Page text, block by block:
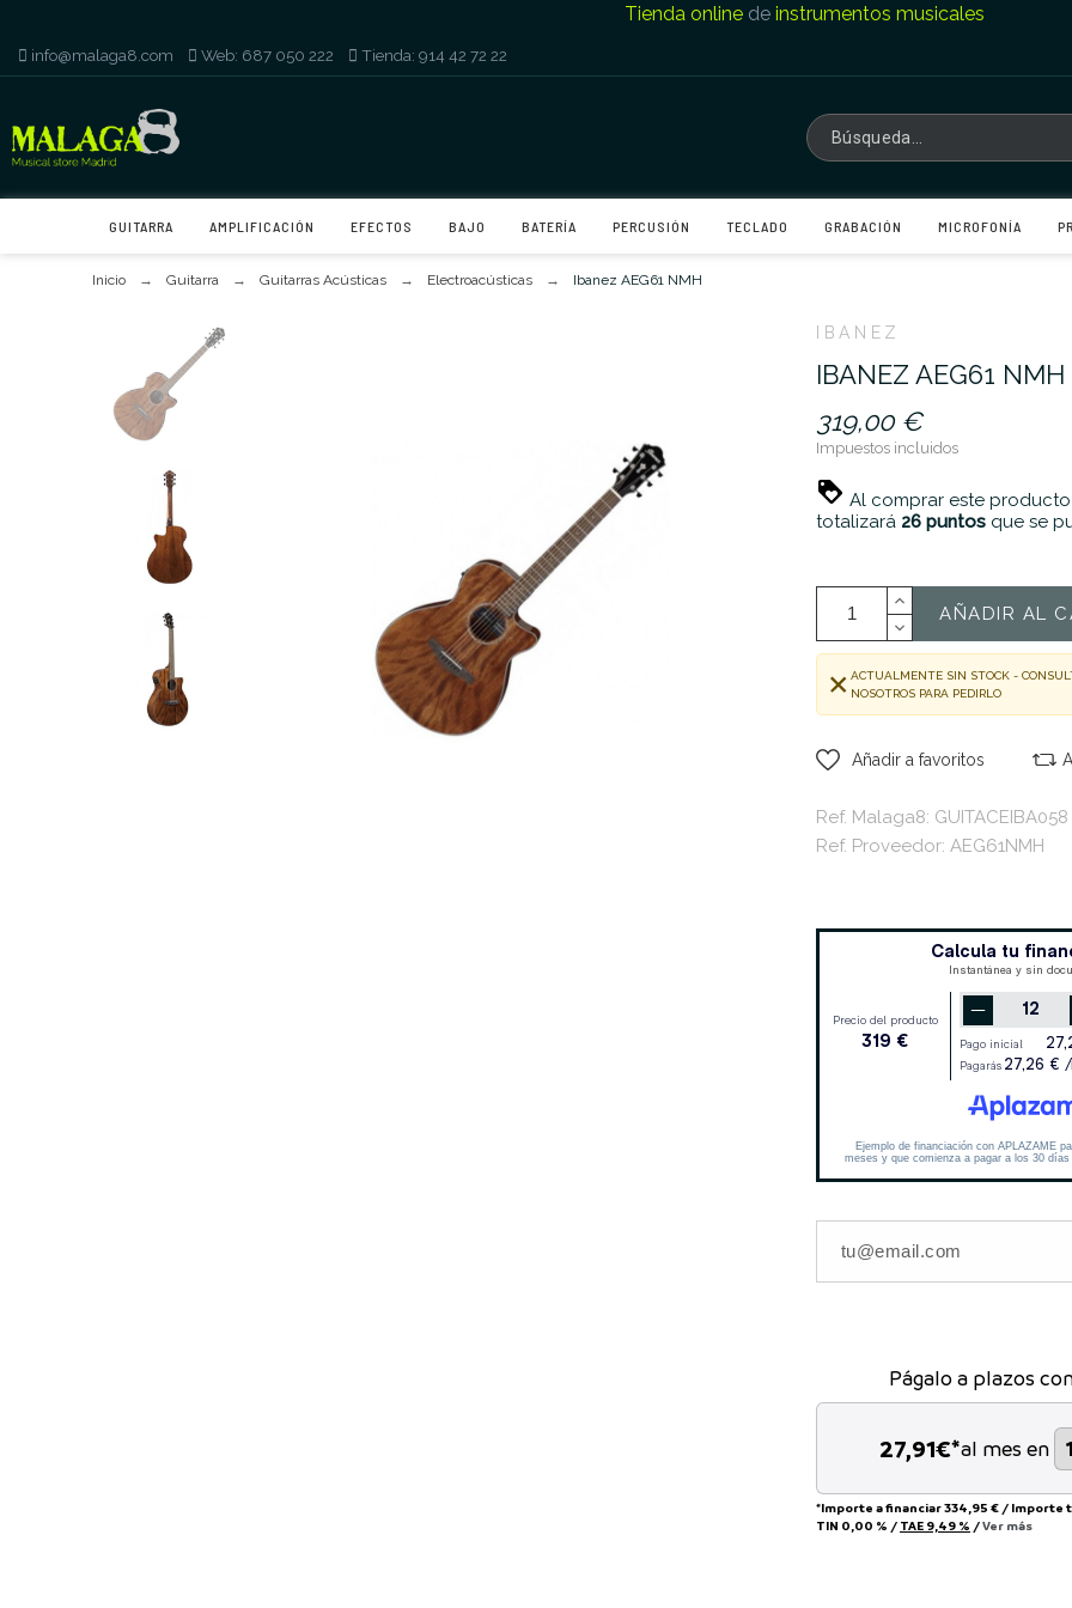
Tienda onlinede instrumentos musicales
info@malaga8.com Web: 687 050 222 Tienda: 914 42 72 22
GUITARRA AMPLIFICACIÓN EFECTOS BAJO BATERÍA PERCUSIÓN TECLADO GRABACIÓN MICROFONÍA
Inicio Guitarra Guitarras Acústicas Electroacústicas Ibanez AEG61 NMH
IBANEZ
IBANEZ AEG61 NMH
319,00 €
Impuestos incluidos
Al comprar este
totalizará 26 puntos que se
AÑADIR AL
ACTUALMENTE SIN STOCK -
NOSOTROS PARA PEDIRLO
Añadir a favoritos
Ref. Malaga8: GUITACEIBA058
Ref. Proveedor: AEG61NMH
Págalo a plazos
27,91€*al mes en
*Importe a financiar334,95 € / Importe
TIN 0,00 % / TAE 9,49 % /Ver más